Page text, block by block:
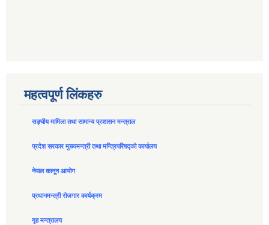
महत्वपूर्ण लिंकहरु
सङ्घीय मामिला तथा सामान्य प्रशासन मन्त्राल
प्रदेश सरकार मुख्यमन्त्री तथा मन्त्रिपरिषद्को कार्यालय
नेपाल कानून आयोग
प्रधानमन्त्री रोजगार कार्यक्रम
गृह मन्त्रालय